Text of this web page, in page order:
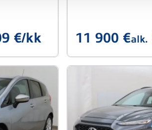
€/kk 11 900 €alk.